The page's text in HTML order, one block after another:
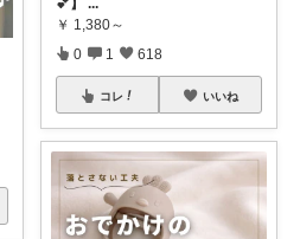
💕】
...
￥ 1,380～
0 1 618
コレ いいね